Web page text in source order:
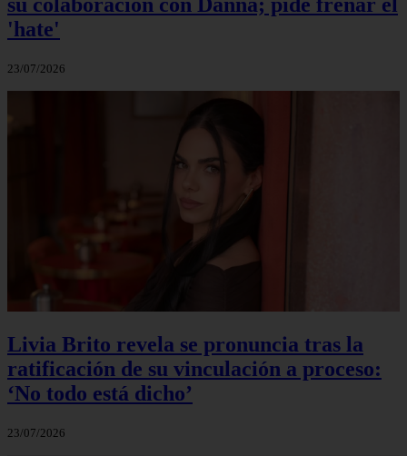
'hate'
23/07/2026
Livia Brito revela se pronuncia tras la
ratificación de su vinculación a proceso:
‘No todo está dicho’
23/07/2026